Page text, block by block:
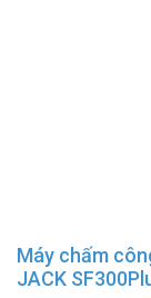
Máy chấm
JACK